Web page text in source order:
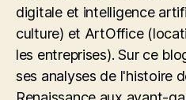
digitale et intelligence
culture) et ArtOffice
les entreprises). Sur ce
ses analyses de l'histoire